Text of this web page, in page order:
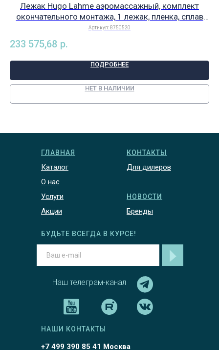
Лежак Hugo Lahme аэромассажный, комплект
окончательного монтажа, 1 лежак, пленка, сплав
Rg5, арт. 8750520
Артикул:8750520
233 575,68 р.
ПОДРОБНЕЕ
НЕТ В НАЛИЧИИ
ГЛАВНАЯ
Каталог
О нас
Услуги
Акции
КОНТАКТЫ
Для дилеров
НОВОСТИ
Бренды
Наш телеграм-канал
БУДЬТЕ ВСЕГДА В КУРСЕ!
+7 499 390 85 41 Москва
НАШИ КОНТАКТЫ